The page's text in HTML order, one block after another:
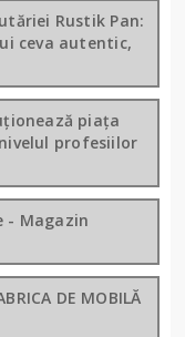
Rustik Pan:
ceva autentic,
piața
profesiilor
- Magazin
DE MOBILĂ